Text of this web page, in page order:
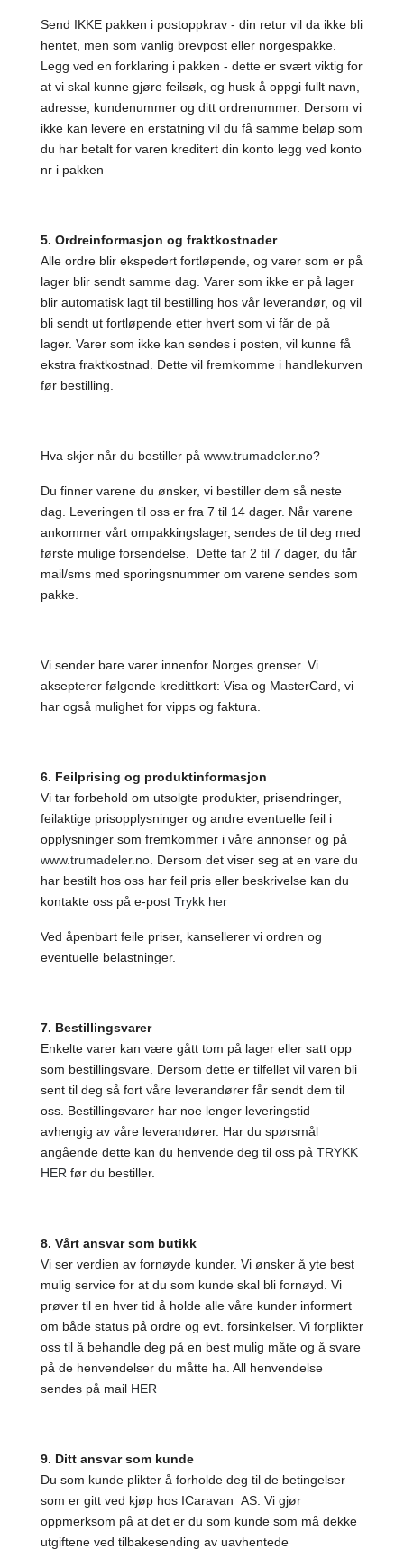
Send IKKE pakken i postoppkrav - din retur vil da ikke bli
hentet, men som vanlig brevpost eller norgespakke.
Legg ved en forklaring i pakken - dette er svært viktig for
at vi skal kunne gjøre feilsøk, og husk å oppgi fullt navn,
adresse, kundenummer og ditt ordrenummer. Dersom vi
ikke kan levere en erstatning vil du få samme beløp som
du har betalt for varen kreditert din konto legg ved konto
nr i pakken
5. Ordreinformasjon og fraktkostnader
Alle ordre blir ekspedert fortløpende, og varer som er på
lager blir sendt samme dag. Varer som ikke er på lager
blir automatisk lagt til bestilling hos vår leverandør, og vil
bli sendt ut fortløpende etter hvert som vi får de på
lager. Varer som ikke kan sendes i posten, vil kunne få
ekstra fraktkostnad. Dette vil fremkomme i handlekurven
før bestilling.
Hva skjer når du bestiller på www.trumadeler.no?
Du finner varene du ønsker, vi bestiller dem så neste
dag. Leveringen til oss er fra 7 til 14 dager. Når varene
ankommer vårt ompakkingslager, sendes de til deg med
første mulige forsendelse. Dette tar 2 til 7 dager, du får
mail/sms med sporingsnummer om varene sendes som
pakke.
Vi sender bare varer innenfor Norges grenser. Vi
aksepterer følgende kredittkort: Visa og MasterCard, vi
har også mulighet for vipps og faktura.
6. Feilprising og produktinformasjon
Vi tar forbehold om utsolgte produkter, prisendringer,
feilaktige prisopplysninger og andre eventuelle feil i
opplysninger som fremkommer i våre annonser og på
www.trumadeler.no . Dersom det viser seg at en vare du
har bestilt hos oss har feil pris eller beskrivelse kan du
kontakte oss på e-post Trykk her
Ved åpenbart feile priser, kansellerer vi ordren og
eventuelle belastninger.
7. Bestillingsvarer
Enkelte varer kan være gått tom på lager eller satt opp
som bestillingsvare. Dersom dette er tilfellet vil varen bli
sent til deg så fort våre leverandører får sendt dem til
oss. Bestillingsvarer har noe lenger leveringstid
avhengig av våre leverandører. Har du spørsmål
angående dette kan du henvende deg til oss på TRYKK
HER før du bestiller.
8. Vårt ansvar som butikk
Vi ser verdien av fornøyde kunder. Vi ønsker å yte best
mulig service for at du som kunde skal bli fornøyd. Vi
prøver til en hver tid å holde alle våre kunder informert
om både status på ordre og evt. forsinkelser. Vi forplikter
oss til å behandle deg på en best mulig måte og å svare
på de henvendelser du måtte ha. All henvendelse
sendes på mail HER
9. Ditt ansvar som kunde
Du som kunde plikter å forholde deg til de betingelser
som er gitt ved kjøp hos ICaravan AS. Vi gjør
oppmerksom på at det er du som kunde som må dekke
utgiftene ved tilbakesending av uavhentede